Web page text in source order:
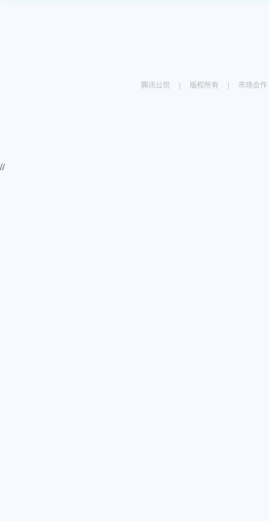
腾讯公司 | 版权所有 | 市场合作
//